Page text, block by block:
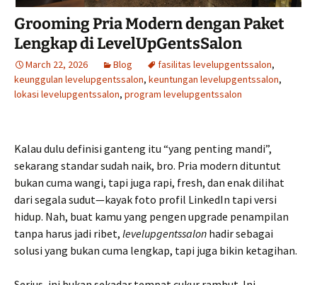
Grooming Pria Modern dengan Paket
Lengkap di LevelUpGentsSalon
March 22, 2026 Blog fasilitas levelupgentssalon,
keunggulan levelupgentssalon, keuntungan levelupgentssalon,
lokasi levelupgentssalon, program levelupgentssalon
Kalau dulu definisi ganteng itu “yang penting mandi”,
sekarang standar sudah naik, bro. Pria modern dituntut
bukan cuma wangi, tapi juga rapi, fresh, dan enak dilihat
dari segala sudut—kayak foto profil LinkedIn tapi versi
hidup. Nah, buat kamu yang pengen upgrade penampilan
tanpa harus jadi ribet, levelupgentssalon hadir sebagai
solusi yang bukan cuma lengkap, tapi juga bikin ketagihan.